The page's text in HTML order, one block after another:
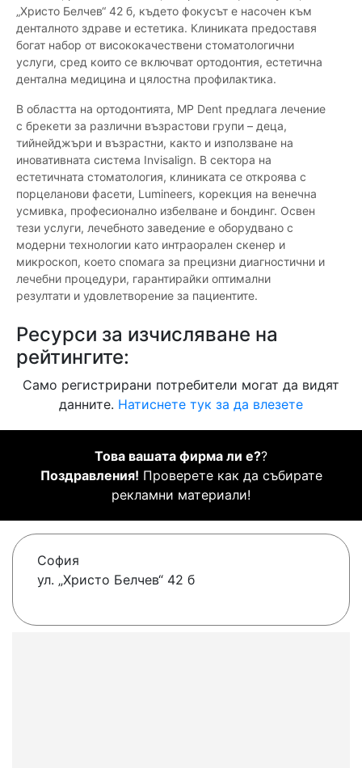
„Христо Белчев“ 42 б, където фокусът е насочен към
денталното здраве и естетика. Клиниката предоставя
богат набор от висококачествени стоматологични
услуги, сред които се включват ортодонтия, естетична
дентална медицина и цялостна профилактика.
В областта на ортодонтията, MP Dent предлага лечение
с брекети за различни възрастови групи – деца,
тийнейджъри и възрастни, както и използване на
иновативната система Invisalign. В сектора на
естетичната стоматология, клиниката се откроява с
порцеланови фасети, Lumineers, корекция на венечна
усмивка, професионално избелване и бондинг. Освен
тези услуги, лечебното заведение е оборудвано с
модерни технологии като интраорален скенер и
микроскоп, което спомага за прецизни диагностични и
лечебни процедури, гарантирайки оптимални
резултати и удовлетворение за пациентите.
Ресурси за изчисляване на
рейтингите:
Само регистрирани потребители могат да видят
данните. Натиснете тук за да влезете
Това вашата фирма ли е??
Поздравления! Проверете как да събирате
рекламни материали!
София
ул. „Христо Белчев“ 42 б